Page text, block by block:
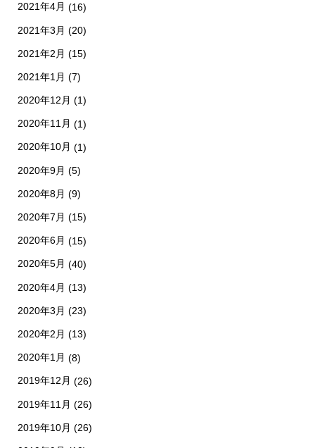
2021年4月 (16)
2021年3月 (20)
2021年2月 (15)
2021年1月 (7)
2020年12月 (1)
2020年11月 (1)
2020年10月 (1)
2020年9月 (5)
2020年8月 (9)
2020年7月 (15)
2020年6月 (15)
2020年5月 (40)
2020年4月 (13)
2020年3月 (23)
2020年2月 (13)
2020年1月 (8)
2019年12月 (26)
2019年11月 (26)
2019年10月 (26)